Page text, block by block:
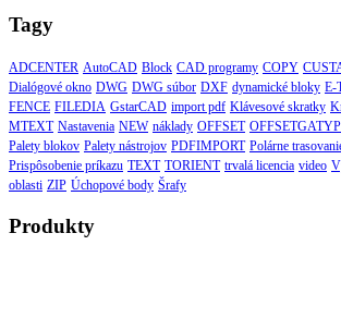
Tagy
ADCENTER AutoCAD Block CAD programy COPY
Dialógové okno DWG DWG súbor DXF dynamické bloky E-
FENCE FILEDIA GstarCAD import pdf Klávesové skratky
MTEXT Nastavenia NEW náklady OFFSET
Palety blokov Palety nástrojov PDFIMPORT Polárne
Prispôsobenie príkazu TEXT TORIENT trvalá licencia video
oblasti ZIP Úchopové body Šrafy
Produkty